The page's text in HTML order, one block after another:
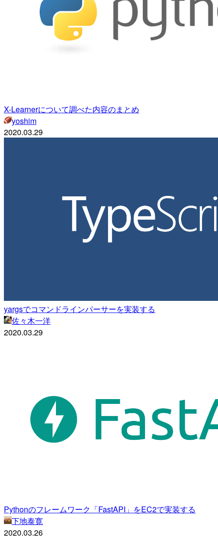
X-Learnerについて調べた内容のまとめ
yoshim
2020.03.29
yargsでコマンドラインパーサーを実装する
佐々木一洋
2020.03.29
Pythonのフレームワーク「FastAPI」をEC2で実装する
下地泰寛
2020.03.26